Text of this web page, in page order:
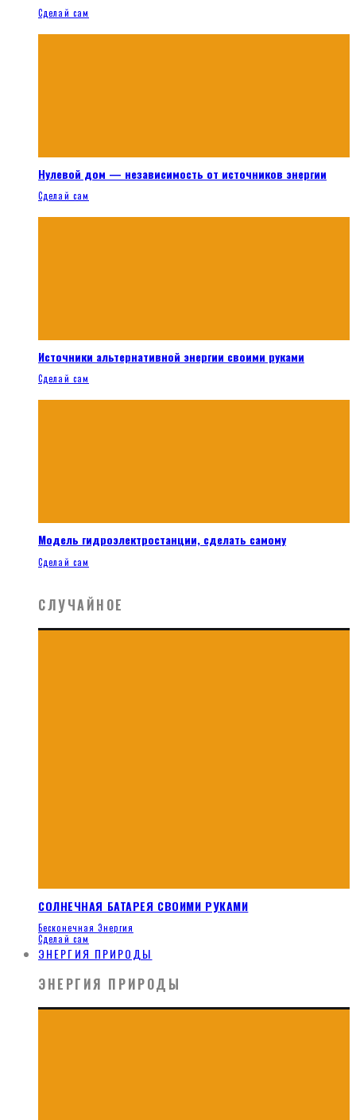
Сделай сам
Нулевой дом — независимость от источников энергии
Сделай сам
Источники альтернативной энергии своими руками
Сделай сам
Модель гидроэлектростанции, сделать самому
Сделай сам
СЛУЧАЙНОЕ
СОЛНЕЧНАЯ БАТАРЕЯ СВОИМИ РУКАМИ
Бесконечная Энергия
Сделай сам
ЭНЕРГИЯ ПРИРОДЫ
ЭНЕРГИЯ ПРИРОДЫ